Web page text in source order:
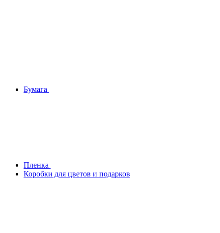
Бумага
Плeнка
Коробки для цветов и подарков